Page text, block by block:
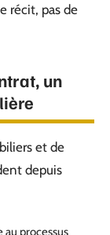
récit, pas de
un
et de
depuis
au processus